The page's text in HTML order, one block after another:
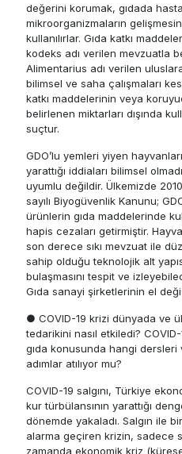
değerini korumak, gıdada
mikroorganizmaların
kullanılırlar. Gıda katkı
kodeks adı verilen mevzuatla
Alimentarius adı verilen
bilimsel ve saha çalışmaları
katkı maddelerinin veya
belirlenen miktarları dışında
suçtur.
GDO’lu yemleri yiyen
yarattığı iddiaları bilimsel
uyumlu değildir. Ülkemizde
sayılı Biyogüvenlik Kanunu;
ürünlerin gıda maddelerinde
hapis cezaları getirmiştir.
son derece sıkı mevzuat ile
sahip olduğu teknolojik alt
bulaşmasını tespit ve
Gıda sanayi şirketlerinin el
● COVID-19 krizi dünyada ve
tedarikini nasıl etkiledi?
gıda konusunda hangi dersleri
adımlar atılıyor mu?
COVID-19 salgını, Türkiye
kur türbülansının yarattığı
dönemde yakaladı. Salgın ile
alarma geçiren krizin, sadece
zamanda ekonomik kriz